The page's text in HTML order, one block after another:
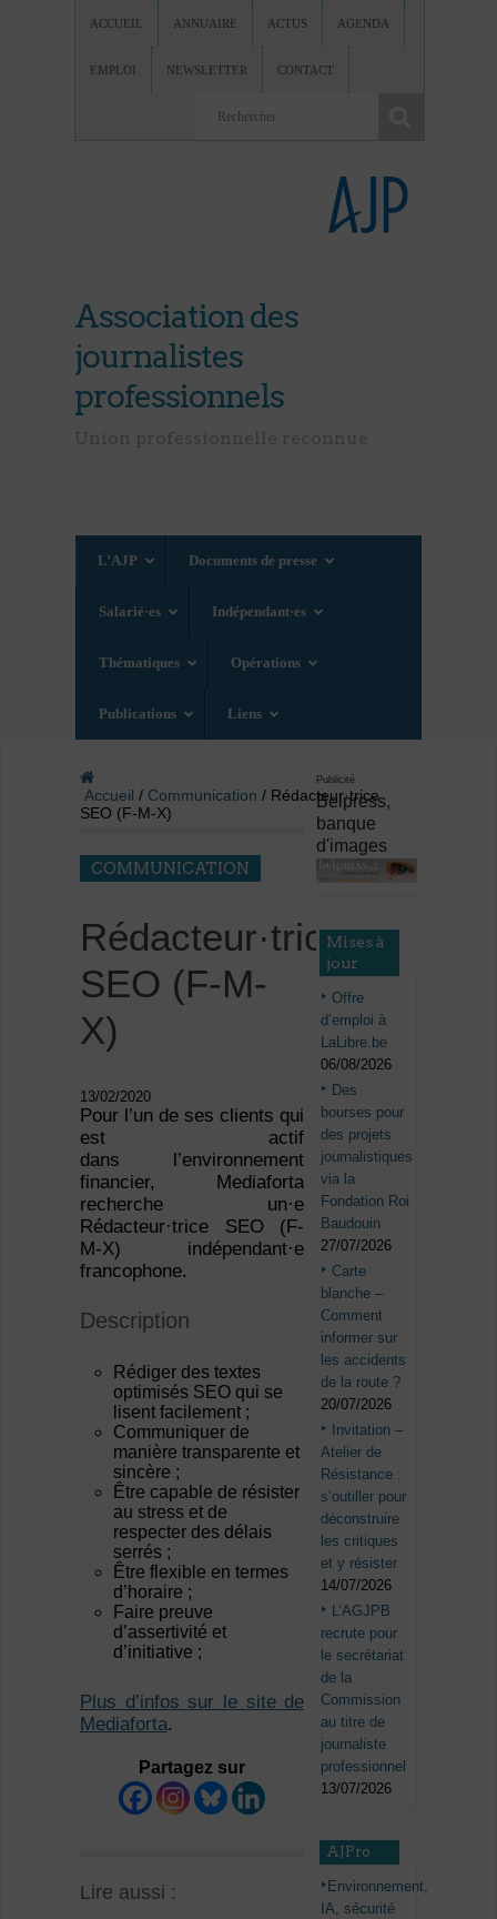
ACCUEIL ANNUAIRE ACTUS AGENDA
EMPLOI NEWSLETTER CONTACT
Association des
journalistes
professionnels
L’AJP Documents de presse
Salarié·es Indépendant·es
Thématiques Opérations
Publications Liens
Accueil / Communication / Rédacteur·trice
SEO (F-M-X)
COMMUNICATION
Rédacteur·trice
SEO (F-M-
X)
13/02/2020
Pour l’un de ses clients qui
est actif
dans l’environnement
financier, Mediaforta
recherche un·e
Rédacteur·trice SEO (F-
M-X) indépendant·e
francophone.
Description
Rédiger des textes
optimisés SEO qui se
lisent facilement ;
Communiquer de
manière transparente et
sincère ;
Être capable de résister
au stress et de
respecter des délais
serrés ;
Être flexible en termes
d’horaire ;
Faire preuve
d’assertivité et
d’initiative ;
Plus d’infos sur le site de
Mediaforta.
Partagez sur
Lire aussi :
Publicité
Belpress,
banque
d'images
Mises à
jour
Offre
d’emploi à
LaLibre.be
06/08/2026
Des
bourses pour
des projets
journalistiques
via la
Fondation Roi
Baudouin
27/07/2026
Carte
blanche –
Comment
informer sur
les accidents
de la route ?
20/07/2026
Invitation –
Atelier de
Résistance :
s’outiller pour
déconstruire
les critiques
et y résister
14/07/2026
L’AGJPB
recrute pour
le secrétariat
de la
Commission
au titre de
journaliste
professionnel
13/07/2026
AJPro
Environnement,
IA, sécurité